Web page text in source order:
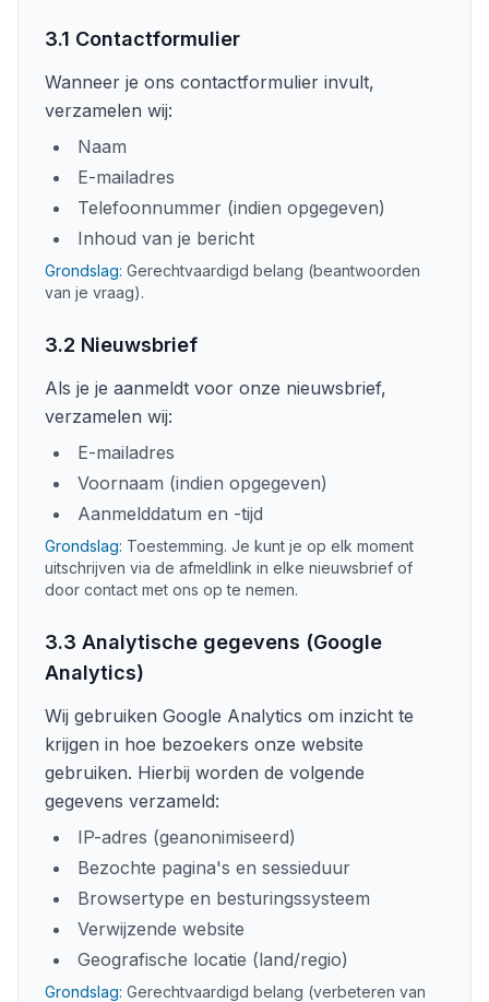
3.1 Contactformulier
Wanneer je ons contactformulier invult,
verzamelen wij:
Naam
E-mailadres
Telefoonnummer (indien opgegeven)
Inhoud van je bericht
Grondslag: Gerechtvaardigd belang (beantwoorden
van je vraag).
3.2 Nieuwsbrief
Als je je aanmeldt voor onze nieuwsbrief,
verzamelen wij:
E-mailadres
Voornaam (indien opgegeven)
Aanmelddatum en -tijd
Grondslag: Toestemming. Je kunt je op elk moment
uitschrijven via de afmeldlink in elke nieuwsbrief of
door contact met ons op te nemen.
3.3 Analytische gegevens (Google
Analytics)
Wij gebruiken Google Analytics om inzicht te
krijgen in hoe bezoekers onze website
gebruiken. Hierbij worden de volgende
gegevens verzameld:
IP-adres (geanonimiseerd)
Bezochte pagina's en sessieduur
Browsertype en besturingssysteem
Verwijzende website
Geografische locatie (land/regio)
Grondslag: Gerechtvaardigd belang (verbeteren van